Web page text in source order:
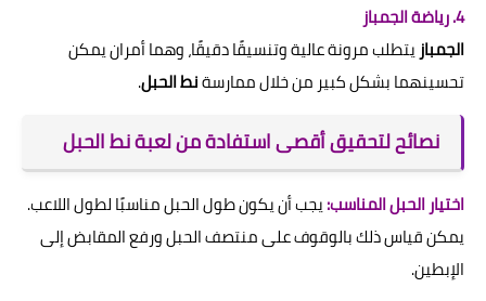
4. رياضة الجمباز
الجمبازيتطلب مرونة عالية وتنسيقًا دقيقًا، وهما أمران يمكن
تحسينهما بشكل كبير من خلال ممارسةنط الحبل.
نصائح لتحقيق أقصى استفادة من لعبة نط الحبل
اختيار الحبل المناسب:يجب أن يكون طول الحبل مناسبًا لطول اللاعب.
يمكن قياس ذلك بالوقوف على منتصف الحبل ورفع المقابض إلى
الإبطين.